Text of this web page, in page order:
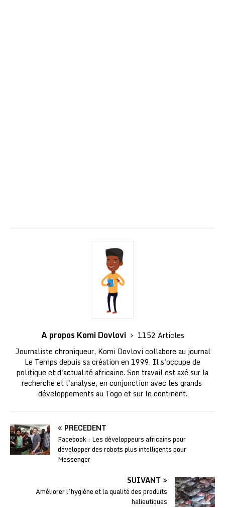
A propos Komi Dovlovi
1152 Articles
Journaliste chroniqueur, Komi Dovlovi collabore au journal
Le Temps depuis sa création en 1999. Il s'occupe de
politique et d'actualité africaine. Son travail est axé sur la
recherche et l'analyse, en conjonction avec les grands
développements au Togo et sur le continent.
PRÉCÉDENT
Facebook : Les développeurs africains pour
développer des robots plus intelligents pour
Messenger
SUIVANT
Améliorer l’hygiène et la qualité des produits
halieutiques